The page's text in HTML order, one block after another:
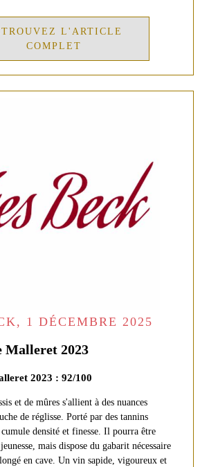
L'ARTICLE
COMPLET
1 DÉCEMBRE 2025
Malleret 2023
2023 : 92/100
et de mûres s'allient à des nuances
de réglisse. Porté par des tannins
densité et finesse. Il pourra être
mais dispose du gabarit nécessaire
en cave. Un vin sapide, vigoureux et